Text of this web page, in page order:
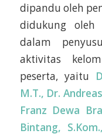
dipandu oleh
didukung
dalam
aktivitas
peserta, yaitu
M.T., Dr.
Franz Dewa
Bintang,